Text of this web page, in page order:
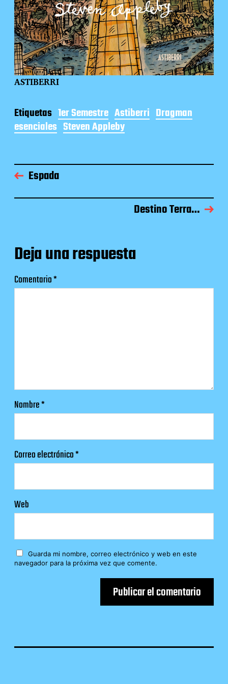
ASTIBERRI
Etiquetas 1er Semestre Astiberri Dragman
esenciales Steven Appleby
Espada
Destino Terra…
Deja una respuesta
Comentario*
Nombre*
Correo electrónico*
Web
Guarda mi nombre, correo electrónico y web en este
navegador para la próxima vez que comente.